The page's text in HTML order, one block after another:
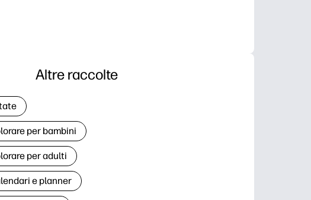
Altre raccolte
per bambini
per adulti
e planner